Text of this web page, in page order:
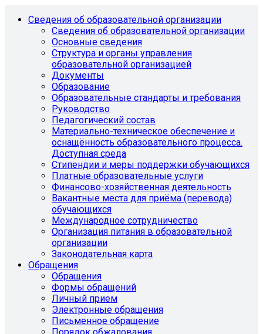
Сведения об образовательной организации
Сведения об образовательной организации
Основные сведения
Структура и органы управления
образовательной организацией
Документы
Образование
Образовательные стандарты и требования
Руководство
Педагогический состав
Материально-техническое обеспечение и
оснащённость образовательного процесса.
Доступная среда
Стипендии и меры поддержки обучающихся
Платные образовательные услуги
Финансово-хозяйственная деятельность
Вакантные места для приёма (перевода)
обучающихся
Международное сотрудничество
Организация питания в образовательной
организации
Законодательная карта
Обращения
Обращения
Формы обращений
Личный прием
Электронные обращения
Письменное обращение